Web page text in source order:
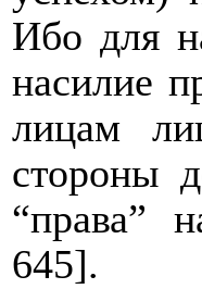
Ибо для
насилие
лицам
стороны
“права”
645].